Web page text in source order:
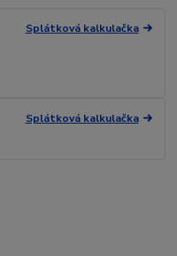
Splátková kalkulačka
Splátková kalkulačka